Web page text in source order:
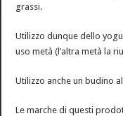
grassi.
Utilizzo dunque dello
uso metà (l’altra metà la
Utilizzo anche un budino
Le marche di questi